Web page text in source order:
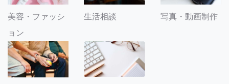
美容・ファッシ
ョン
生活相談 写真・動画制作